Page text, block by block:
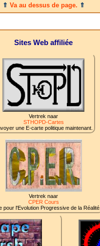
⇑ Va au dessus de page. ⇑
Sites Web affiliée
Vertrek naar
STHOPD-Cartes
une E-carte politique maintenant.
Vertrek naar
CPER Cours
pour l'Evolution Progressive de la Réalité.